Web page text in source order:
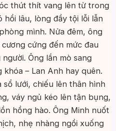
thút thít vang lên từ trong
hồi lâu, lòng đầy tội lỗi lẫn
mình. Nửa đêm, ông
cứng đến mức đau
Ông lần mò sang
– Lan Anh hay quên.
lưới, chiếu lên thân hình
váy ngủ kéo lên tận bụng,
hồng hào. Ông Minh nuốt
nhẹ nhàng ngồi xuống